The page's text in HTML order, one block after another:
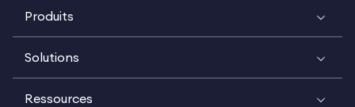
Produits
Solutions
Ressources